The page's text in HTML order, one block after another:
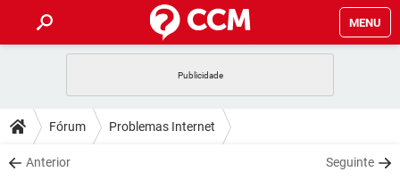
MENU
CELULAR FACEBOOK
OUTLOOK
DICAS
JOGOS WHATSAPP
DOWNLOADS
Fórum Problemas Internet
Anterior Seguinte